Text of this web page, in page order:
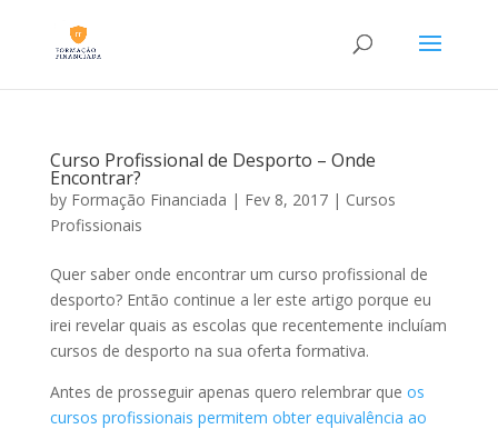
Curso Profissional de Desporto – Onde
Encontrar?
by Formação Financiada | Fev 8, 2017| Cursos
Profissionais
Quer saber onde encontrar um curso profissional de
desporto? Então continue a ler este artigo porque eu
irei revelar quais as escolas que recentemente incluíam
cursos de desporto na sua oferta formativa.
Antes de prosseguir apenas quero relembrar que os
cursos profissionais permitem obter equivalência ao